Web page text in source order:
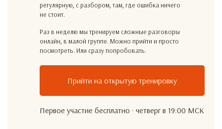
регулярную, с разбором, там, где ошибка ничего
не стоит.
Раз в неделю мы тренируем сложные разговоры
онлайн, в малой группе. Можно прийти и просто
посмотреть. Или сразу попробовать.
Прийти на открытую тренировку
Первое участие бесплатно · четверг в 19:00 МСК